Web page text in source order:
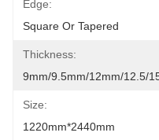
Edge:
Square Or Tapered
Thickness:
9mm/9.5mm/12mm/12.5/
Size:
1220mm*2440mm